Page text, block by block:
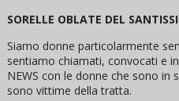
SORELLE OBLATE DEL
Siamo donne particolarmente
sentiamo chiamati, convocati e
NEWS con le donne che sono in
sono vittime della tratta.